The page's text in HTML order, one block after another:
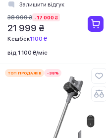
Залишити відгук
38 999 ₴ -17 000 ₴
21 999 ₴
Кешбек1100 ₴
від 1 100 ₴/міс
ТОП ПРОДАЖІВ -38%